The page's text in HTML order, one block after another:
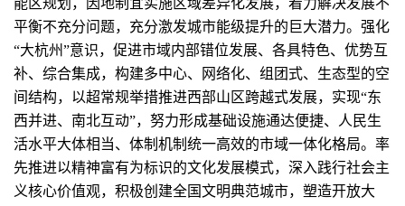
能区规划，因地制宜实施区域差异化发展，着力解决发展不
平衡不充分问题，充分激发城市能级提升的巨大潜力。强化
“大杭州”意识，促进市域内部错位发展、各具特色、优势互
补、综合集成，构建多中心、网络化、组团式、生态型的空
间结构，以超常规举措推进西部山区跨越式发展，实现“东
西并进、南北互动”，努力形成基础设施通达便捷、人民生
活水平大体相当、体制机制统一高效的市域一体化格局。率
先推进以精神富有为标识的文化发展模式，深入践行社会主
义核心价值观，积极创建全国文明典范城市，塑造开放大